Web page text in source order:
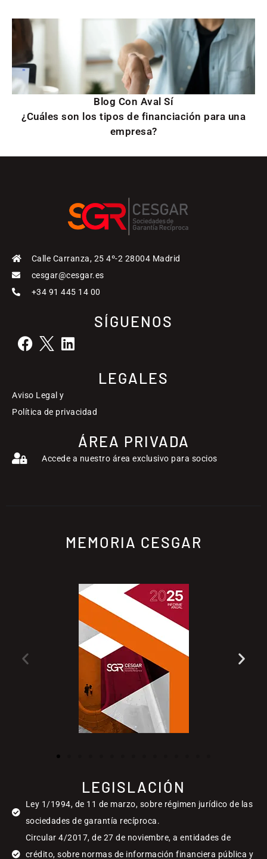
Blog Con Aval Sí
¿Cuáles son los tipos de financiación para una
empresa?
Calle Carranza, 25 4º-2 28004 Madrid
cesgar@cesgar.es
+34 91 445 14 00
SÍGUENOS
LEGALES
Aviso Legal y
Política de privacidad
ÁREA PRIVADA
Accede a nuestro área exclusivo para socios
MEMORIA CESGAR
LEGISLACIÓN
Ley 1/1994, de 11 de marzo, sobre régimen jurídico de las
sociedades de garantía recíproca.
Circular 4/2017, de 27 de noviembre, a entidades de
crédito, sobre normas de información financiera pública y